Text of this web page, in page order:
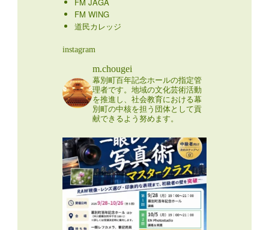
FM WING
道民カレッジ
instagram
m.chougei
幕別町百年記念ホールの指定管
理者です。地域の文化芸術活動
を推進し、社会教育における幕
別町の中核を担う団体として貢
献できるよう努めます。